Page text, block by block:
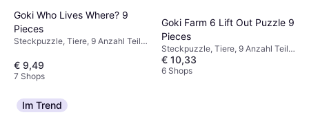
Goki Who Lives Where? 9
Pieces
Steckpuzzle, Tiere, 9 Anzahl Teile,
€ 9,49
7 Shops
Goki Farm 6 Lift Out Puzzle 9
Pieces
Steckpuzzle, Tiere, 9 Anzahl Teile,
30x21cm
€ 10,33
6 Shops
Im Trend